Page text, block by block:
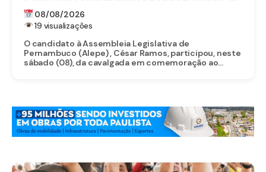
LACERDA
08/08/2026
19 visualizações
O candidato à Assembleia Legislativa de
Pernambuco (Alepe) , César Ramos, participou, neste
sábado (08), da cavalgada em comemoração ao...